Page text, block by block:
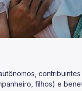
filhos) e